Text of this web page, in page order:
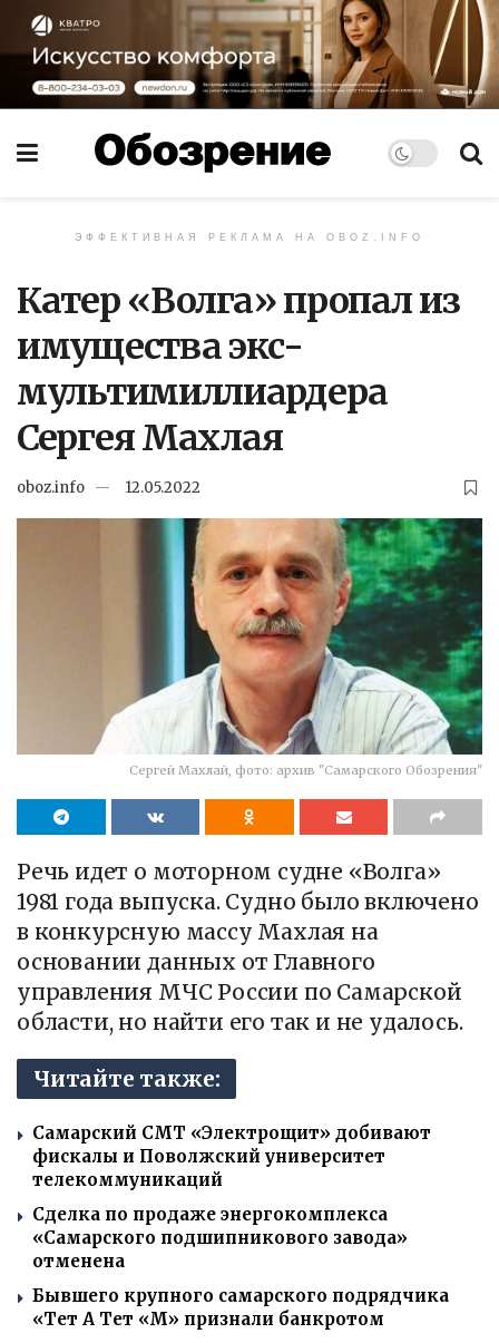
ЭФФЕКТИВНАЯ РЕКЛАМА НА OBOZ.INFO
Катер «Волга» пропал из
имущества экс-
мультимиллиардера
Сергея Махлая
oboz.info 12.05.2022
Cергей Махлай, фото: архив "Самарского Обозрения"
Речь идет о моторном судне «Волга»
1981 года выпуска. Судно было включено
в конкурсную массу Махлая на
основании данных от Главного
управления МЧС России по Самарской
области, но найти его так и не удалось.
Читайте также:
Самарский СМТ «Электрощит» добивают
фискалы и Поволжский университет
телекоммуникаций
Сделка по продаже энергокомплекса
«Самарского подшипникового завода»
отменена
Бывшего крупного самарского подрядчика
«Тет А Тет «М» признали банкротом